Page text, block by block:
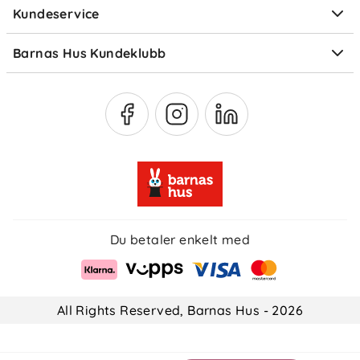
Kundeservice
Om Klarna
Barnas Hus Kundeklubb
Medlemsvilkår
Du betaler enkelt med
All Rights Reserved, Barnas Hus - 2026